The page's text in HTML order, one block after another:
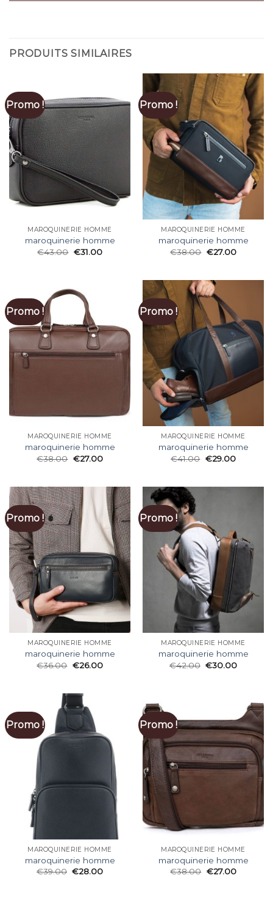
PRODUITS SIMILAIRES
Promo !
MAROQUINERIE HOMME
maroquinerie homme
€43.00 €31.00
Promo !
MAROQUINERIE HOMME
maroquinerie homme
€38.00 €27.00
Promo !
MAROQUINERIE HOMME
maroquinerie homme
€38.00 €27.00
Promo !
MAROQUINERIE HOMME
maroquinerie homme
€41.00 €29.00
Promo !
MAROQUINERIE HOMME
maroquinerie homme
€36.00 €26.00
Promo !
MAROQUINERIE HOMME
maroquinerie homme
€42.00 €30.00
Promo !
MAROQUINERIE HOMME
maroquinerie homme
€39.00 €28.00
Promo !
MAROQUINERIE HOMME
maroquinerie homme
€38.00 €27.00